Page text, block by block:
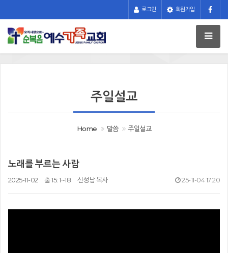
로그인 회원가입
주일설교
Home 말씀 주일설교
노래를 부르는 사람
2025-11-02 출 15: 1~18 신성남 목사 25-11-04 17:20